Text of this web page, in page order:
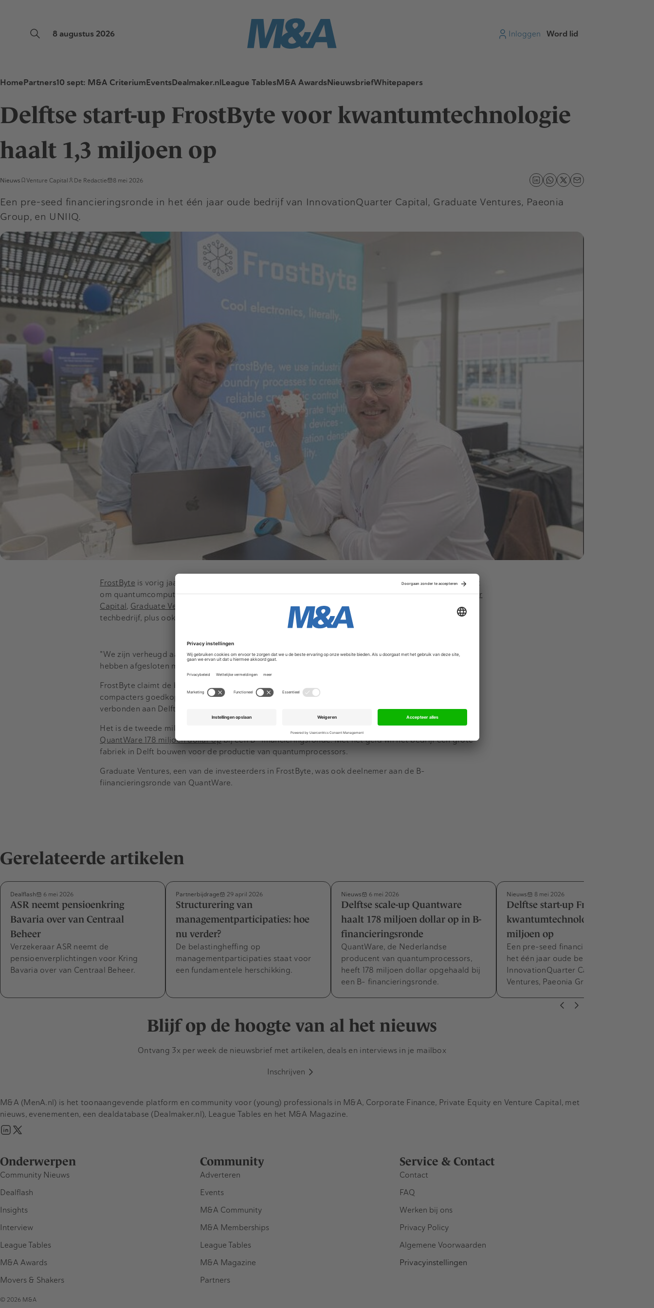
8 augustus 2026 Inloggen Word lid
HomePartners10 sept: M&A CriteriumEventsDealmaker.nlLeague TablesM&A AwardsNieuwsbriefWhitepapers
Delftse start-up FrostByte voor kwantumtechnologie
haalt 1,3 miljoen op
Nieuws Venture Capital De Redactie 8 mei 2026
Een pre-seed financieringsronde in het één jaar oude bedrijf van InnovationQuarter Capital, Graduate Ventures, Paeonia
Group, en UNIIQ.
FrostByte is vorig jaar opgericht in Delft. Het bedrijf ontwikkelt een technologie die het mogelijk maakt
om quantumcomputers op grotere schaal te bouwen. De Nederlandse investeerdersInnovationQuarter
Capital, Graduate Ventures Paeonia Groupuit Singapore investeerden in het Delftse
techbedrijf, plus ook een angel investor.
"We zijn verheugd aan te kondigen dat we zojuist de pre-seed financieringsronde van FrostByte
hebben afgesloten met een bedrag van 1,3 miljoen", aldus FrotsByte op LinkedIn.
FrostByte claimt de besturingselektronica voor kwantumtechnologieën te miniaturiseren, waardoor die
compacters goedkoper en schaalbaarder worden. Oprichters James Kroll en Luc Enthoven waren
verbonden aan Delft Universiteit toen ze vorig jaar hun bedrijf opzetten.
Het is de tweede miljoeneninvestering in een Delftse kwantumtechneut deze maand. Onlangs haalde
QuantWare 178 miljoen dollar opbij een B- financieringsronde. Met het geld wil het bedrijf een grote
fabriek in Delft bouwen voor de productie van quantumprocessors.
Graduate Ventures, een van de investeerders in FrostByte, was ook deelnemer aan de B-
fiinancieringsronde van QuantWare.
Gerelateerde artikelen
Dealflash 6 mei 2026
ASR neemt pensioenkring
Bavaria over van Centraal
Beheer
Verzekeraar ASR neemt de
pensioenverplichtingen voor Kring
Bavaria over van Centraal Beheer.
Partnerbijdrage 29 april 2026
Structurering van
managementparticipaties: hoe
nu verder?
De belastingheffing op
managementparticipaties staat voor
een fundamentele herschikking.
Nieuws 6 mei 2026
Delftse scale-up Quantware
haalt 178 miljoen dollar op in B-
financieringsronde
QuantWare, de Nederlandse
producent van quantumprocessors,
heeft 178 miljoen dollar opgehaald bij
een B- financieringsronde.
Nieuws 8 mei 2026
Delftse start-up FrostByte voor
kwantumtechnologie haalt 1,3
miljoen op
Een pre-seed financieringsronde van
het één jaar oude bedrijf door
InnovationQuarter Capital, Graduate
Ventures, Paeonia Group, en UNIIQ.
Blijf op de hoogte van al het nieuws
Ontvang 3x per week de nieuwsbrief met artikelen, deals en interviews in je mailbox
Inschrijven
Onderwerpen
Community Nieuws
Dealflash
Insights
Interview
League Tables
M&A Awards
Movers & Shakers
Community
Adverteren
Events
M&A Community
M&A Memberships
League Tables
M&A Magazine
Partners
Service & Contact
Contact
FAQ
Werken bij ons
Privacy Policy
Algemene Voorwaarden
Privacyinstellingen
M&A (MenA.nl) is het toonaangevende platform en community voor (young) professionals in M&A, Corporate Finance, Private Equity en Venture Capital, met
nieuws, evenementen, een dealdatabase (Dealmaker.nl), League Tables en het M&A Magazine.
© 2026 M&A